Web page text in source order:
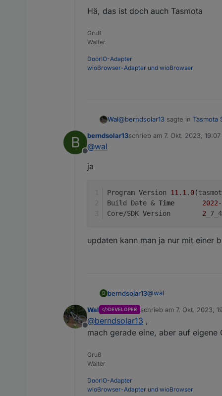
Hä, das ist doch auch Tasmota
Gruß
Walter
DoorIO-Adapter
wioBrowser-Adapter und wioBrowser
Wal@berndsolar13 sagte in Tasmota
B
Offline
berndsolar13schrieb am 7. Okt. 2023, 19:07
zuletzt editiert von
@wal
ja
11.1. 0
Build Date & Time 2022-
2
updaten kann man ja nur mit einer
B berndsolar13@wal
ja
Program Version
Offline
Wal DEVELOPER schrieb am 7. Okt. 2023,
zuletzt editiert von
@berndsolar13 ,
mach gerade eine, aber auf eigene
Gruß
Walter
DoorIO-Adapter
wioBrowser-Adapter und wioBrowser